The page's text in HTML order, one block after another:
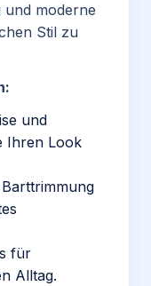
und moderne
Stil zu
und
Ihren Look
für
Alltag.